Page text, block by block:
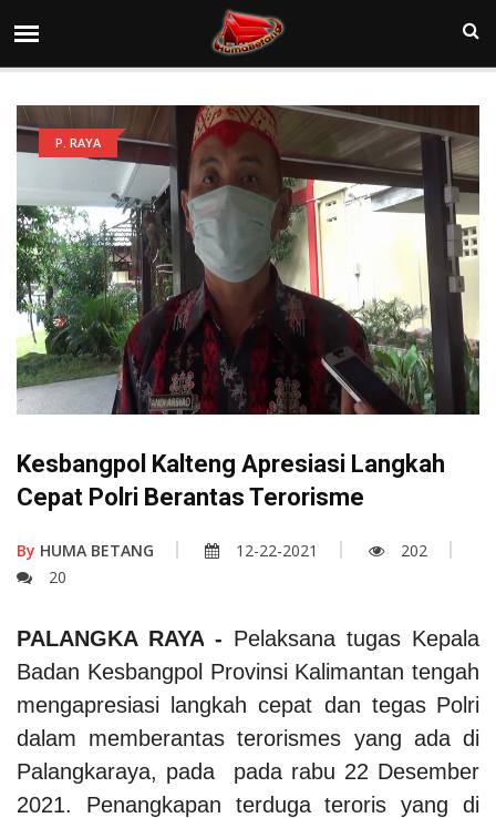
P. RAYA
Kesbangpol Kalteng Apresiasi Langkah
Cepat Polri Berantas Terorisme
By HUMA BETANG 12-22-2021
202
20
PALANGKA RAYA - Pelaksana tugas Kepala
Badan Kesbangpol Provinsi Kalimantan tengah
mengapresiasi langkah cepat dan tegas Polri
dalam memberantas terorismes yang ada di
Palangkaraya, pada pada rabu 22 Desember
2021. Penangkapan terduga teroris yang di